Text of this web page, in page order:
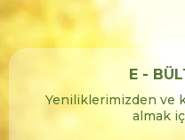
E -
Yeniliklerimizden ve
almak